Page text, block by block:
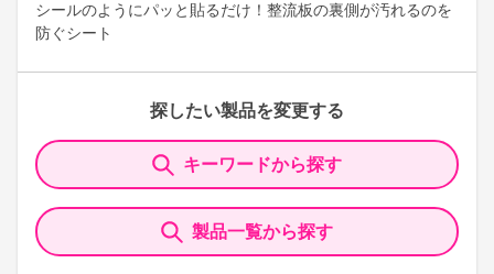
シールのようにパッと貼るだけ！整流板の裏側が汚れるのを
防ぐシート
探したい製品を変更する
キーワードから探す
製品一覧から探す